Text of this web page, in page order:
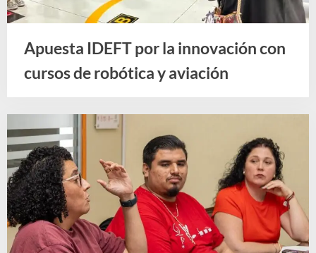
Apuesta IDEFT por la innovación con
cursos de robótica y aviación